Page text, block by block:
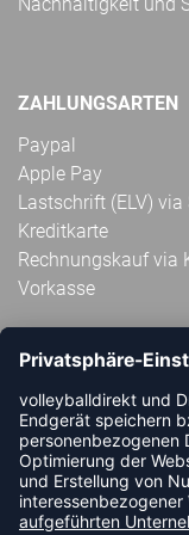
ZAHLUNGSARTEN
Paypal
Apple Pay
Lastschrift (ELV) via
Kreditkarte
Rechnungskauf via
Vorkasse
ABONNIERE JETZT
NEUIGKEIT ODER